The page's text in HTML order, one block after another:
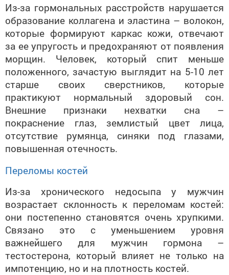
Из-за гормональных расстройств нарушается
образование коллагена и эластина – волокон,
которые формируют каркас кожи, отвечают
за ее упругость и предохраняют от появления
морщин. Человек, который спит меньше
положенного, зачастую выглядит на 5-10 лет
старше своих сверстников, которые
практикуют нормальный здоровый сон.
Внешние признаки нехватки сна –
покраснение глаз, землистый цвет лица,
отсутствие румянца, синяки под глазами,
повышенная отечность.
Переломы костей
Из-за хронического недосыпа у мужчин
возрастает склонность к переломам костей:
они постепенно становятся очень хрупкими.
Связано это с уменьшением уровня
важнейшего для мужчин гормона –
тестостерона, который влияет не только на
импотенцию, но и на плотность костей.